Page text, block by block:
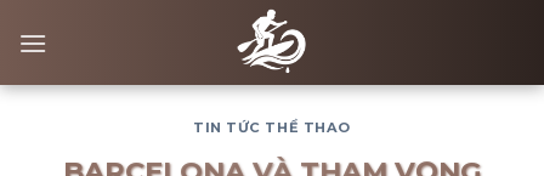
TIN TỨC THỂ THAO